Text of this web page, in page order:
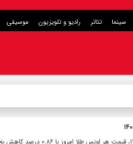
سینما تئاتر رادیو و تلویزیون موسیقی